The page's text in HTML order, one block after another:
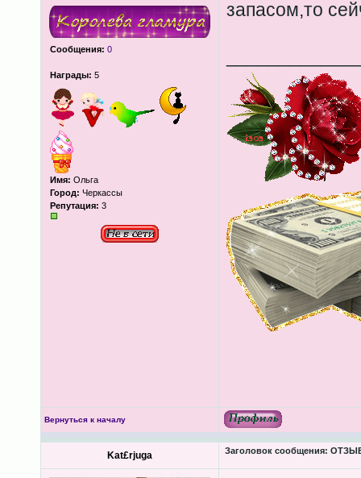
Сообщения: 0
Награды: 5
Имя: Ольга
Город: Черкассы
Репутация: 3
запасом,то
Вернуться к началу
Kat£rjuga Заголовок сообщения: